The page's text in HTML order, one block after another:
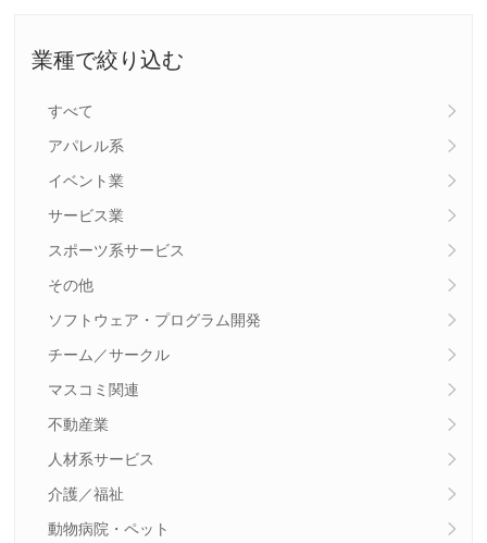
業種で絞り込む
すべて
アパレル系
イベント業
サービス業
スポーツ系サービス
その他
ソフトウェア・プログラム開発
チーム／サークル
マスコミ関連
不動産業
人材系サービス
介護／福祉
動物病院・ペット